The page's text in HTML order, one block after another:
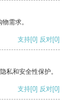
需求。
支持[0] 反对[0]
私和安全性保护。
支持[0] 反对[0]